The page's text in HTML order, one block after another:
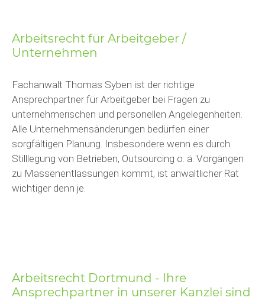
Arbeitsrecht für Arbeitgeber /
Unternehmen
Fachanwalt Thomas Syben ist der richtige
Ansprechpartner für Arbeitgeber bei Fragen zu
unternehmerischen und personellen Angelegenheiten.
Alle Unternehmensänderungen bedürfen einer
sorgfältigen Planung. Insbesondere wenn es durch
Stilllegung von Betrieben, Outsourcing o. ä. Vorgängen
zu Massenentlassungen kommt, ist anwaltlicher Rat
wichtiger denn je.
Arbeitsrecht Dortmund - Ihre
Ansprechpartner in unserer Kanzlei sind